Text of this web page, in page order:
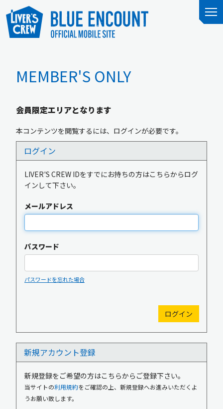
MEMBER'S ONLY
会員限定エリアとなります
本コンテンツを閲覧するには、ログインが必要です。
ログイン
LIVER'S CREW IDをすでにお持ちの方はこちらからログ
インして下さい。
メールアドレス
パスワード
パスワードを忘れた場合
新規アカウント登録
新規登録をご希望の方はこちらからご登録下さい。
当サイトの利用規約をご確認の上、新規登録へお進みいただくよ
うお願い致します。